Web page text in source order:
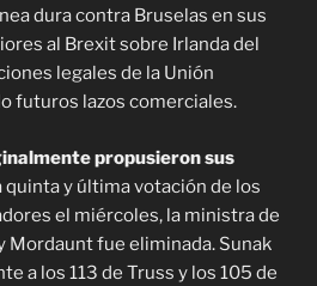
dura contra Bruselas en sus
al Brexit sobre Irlanda del
legales de la Unión
futuros lazos comerciales.
propusieron sus
quinta y última votación de los
el miércoles, la ministra de
Mordaunt fue eliminada. Sunak
a los 113 de Truss y los 105 de